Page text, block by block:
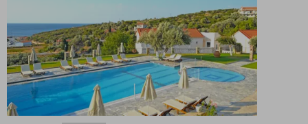
Kokkari
op 700
meter